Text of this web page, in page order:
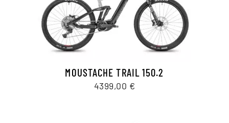
MOUSTACHE TRAIL 150.2
4399,00 €